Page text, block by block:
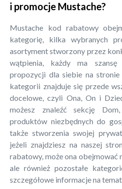
i promocje Mustache?
Mustache kod rabatowy
kategorię, kilka wybranych
asortyment stworzony przez
wątpienia, każdy ma szansę
propozycji dla siebie na stronie
kategorii znajduje się przede
docelowe, czyli Ona, On i
możesz znaleźć sekcję
produktów niezbędnych do
także stworzenia swojej
jeżeli znajdziesz na naszej
rabatowy, może ona obejmować
ale również pozostałe
szczegółowe informacje na